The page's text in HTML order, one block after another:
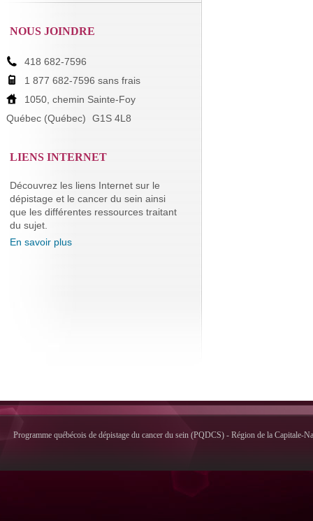
NOUS JOINDRE
418 682-7596
1 877 682-7596 sans frais
1050, chemin Sainte-Foy
Québec (Québec)
G1S 4L8
LIENS INTERNET
Découvrez les liens Internet sur le
dépistage et le cancer du sein ainsi
que les différentes ressources traitant
du sujet.
En savoir plus
Programme québécois de dépistage du cancer du sein (PQDCS) - Région de la Capitale-